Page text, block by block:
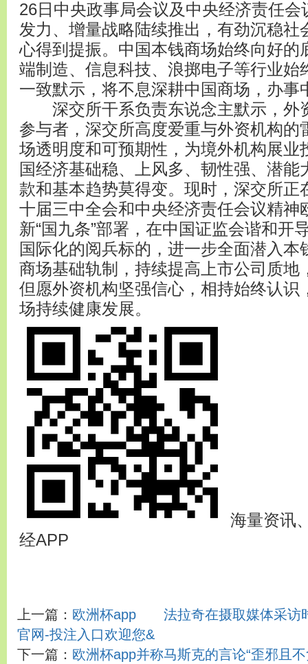
26日中央政事局会议及中央经济责任
发力、增量战略陆续推出，有劲沉稳社
心得到提振。中国本钱商场始终向好的
端制造、信息科技、浪掷电子等行业始
一致默示，将不息深耕中国商场，办事
深交所干系负责东说念主默示，外
参与者，深交所高度爱重与外资机构的
场透明度和可预期性，为境外机构展业
国经济基础稳、上风多、韧性强、潜能
款和基本趋势莫得变。现时，深交所正
十届三中全会和中央经济责任会议精神
新“国九条”部署，在中国证监会谐和开
国际化的阅兵标的，进一步全面潜入本
商场基础轨制，持续提高上市公司质地
但愿外资机构坚强信心，相持始终认识
场持续健康发展。
海量资讯
经APP
上一篇： 欧洲杯app 法拉奇在摄取媒体采访
官网-投注入口欢迎您&
下一篇： 欧洲杯app并称马斯克的言论“歪邪且